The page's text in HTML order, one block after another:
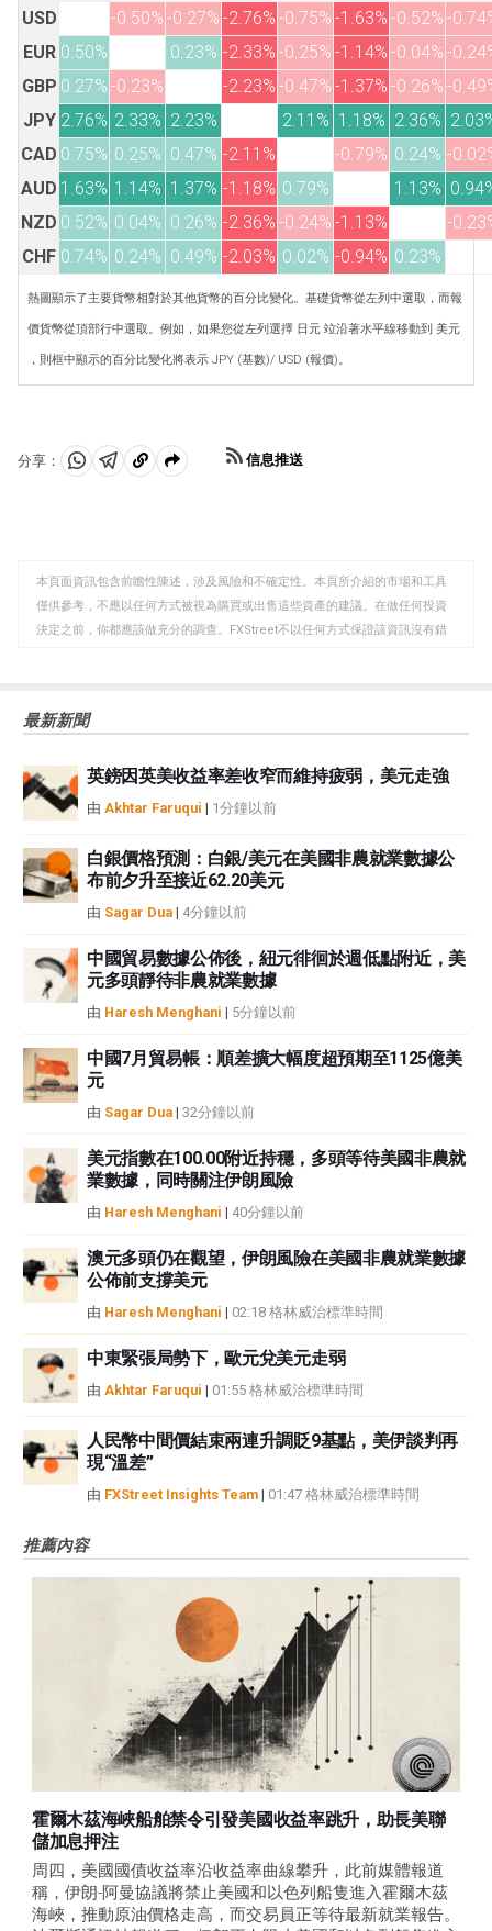
USD
-0.50% -0.27% -2.76% -0.75% -1.63% -0.52% -
EUR 0.50% 0.23% -2.33% -0.25% -1.14% -0.04% -
GBP 0.27% -0.23% -2.23% -0.47% -1.37% -0.26% -
JPY 2.76% 2.33% 2.23% 2.11% 1.18% 2.36%
CAD 0.75% 0.25% 0.47% -2.11% -0.79% 0.24% -
AUD 1.63% 1.14% 1.37% -1.18% 0.79% 1.13%
NZD 0.52% 0.04% 0.26% -2.36% -0.24% -1.13%
-
CHF 0.74% 0.24% 0.49% -2.03% 0.02% -0.94% 0.23%
熱圖顯示了主要貨幣相對於其他貨幣的百分比變化。基礎貨幣從左列中選取，而報
價貨幣從頂部行中選取。例如，如果您從左列選擇 日元 竝沿著水平線移動到 美元
，則框中顯示的百分比變化將表示 JPY (基數)/ USD (報價)。
分享：
分 分 複
板
信息推送
本頁面資訊包含前瞻性陳述，涉及風險和不確定性。本頁所介紹的市場和工具
僅供參考，不應以任何方式被視為購買或出售這些資產的建議。在做任何投資
決定之前，你都應該做充分的調查。FXStreet不以任何方式保證該資訊沒有錯
觀點，並不代表FXStreet或其廣告商的官方政策或立場。作者不對本頁連結的
如果文章正文中沒有明確提到，在撰寫本文時，作者在本文中提到的任何股票
中都沒有頭寸，也沒有與文中提到的任何公司有業務關係。除了FXStreet，作
者沒有收到撰寫這篇文章的報酬。
FXStreet和作者不提供個性化的建議。作者對該資訊的準確性、完整性或適用
性不作任何陳述。FXStreet和作者將不承擔任何錯誤，遺漏或任何損失，傷害
或損害由此資訊及其顯示或使用引起的。錯誤和遺漏除外。本文作者和
FXStreet並非註冊投資顧問，本文內容無意提供任何投資建議。
最新新聞
英鎊因英美收益率差收窄而維持疲弱，美元走強
由 Akhtar Faruqui | 1分鐘以前
白銀價格預測：白銀/美元在美國非農就業數據公
布前夕升至接近62.20美元
由 Sagar Dua | 4分鐘以前
中國貿易數據公佈後，紐元徘徊於週低點附近，美
元多頭靜待非農就業數據
由 Haresh Menghani | 5分鐘以前
中國7月貿易帳：順差擴大幅度超預期至1125億美
元
由 Sagar Dua | 32分鐘以前
美元指數在100.00附近持穩，多頭等待美國非農就
業數據，同時關注伊朗風險
由 Haresh Menghani | 40分鐘以前
澳元多頭仍在觀望，伊朗風險在美國非農就業數據
公佈前支撐美元
由 Haresh Menghani | 02:18 格林威治標準時間
中東緊張局勢下，歐元兌美元走弱
由 Akhtar Faruqui | 01:55 格林威治標準時間
人民幣中間價結束兩連升調貶9基點，美伊談判再
現“溫差”
由 FXStreet Insights Team | 01:47 格林威治標準時間
推薦內容
霍爾木茲海峽船舶禁令引發美國收益率跳升，助長美聯
儲加息押注
周四，美國國債收益率沿收益率曲線攀升，此前媒體報道
稱，伊朗-阿曼協議將禁止美國和以色列船隻進入霍爾木茲
海峽，推動原油價格走高，而交易員正等待最新就業報告。